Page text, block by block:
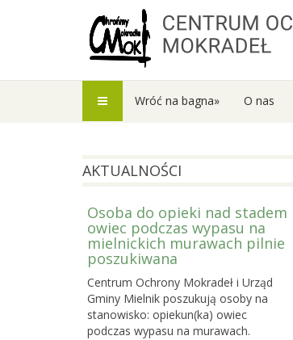
Wróć na bagna» O nas
AKTUALNOŚCI
Osoba do opieki nad stadem
owiec podczas wypasu na
mielnickich murawach pilnie
poszukiwana
Centrum Ochrony Mokradeł i Urząd
Gminy Mielnik poszukują osoby na
stanowisko: opiekun(ka) owiec
podczas wypasu na murawach.